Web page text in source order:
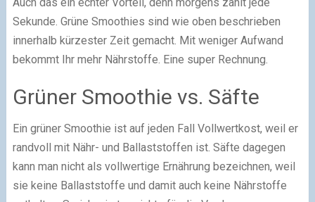
Sekunde. Grüne Smoothies sind wie oben beschrieben
innerhalb kürzester Zeit gemacht. Mit weniger Aufwand
bekommt Ihr mehr Nährstoffe. Eine super Rechnung.
Grüner Smoothie vs. Säfte
Ein grüner Smoothie ist auf jeden Fall Vollwertkost, weil er
randvoll mit Nähr- und Ballaststoffen ist. Säfte dagegen
kann man nicht als vollwertige Ernährung bezeichnen, weil
sie keine Ballaststoffe und damit auch keine Nährstoffe